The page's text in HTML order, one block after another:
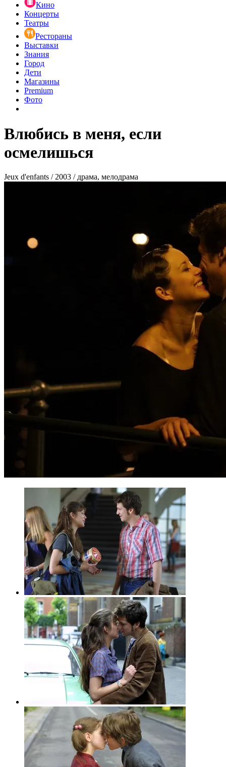
Кино
Концерты
Театры
Рестораны
Выставки
Знания
Город
Дети
Магазины
Premium
Фото
Влюбись в меня, если
осмелишься
Jeux d'enfants / 2003 / драма, мелодрама